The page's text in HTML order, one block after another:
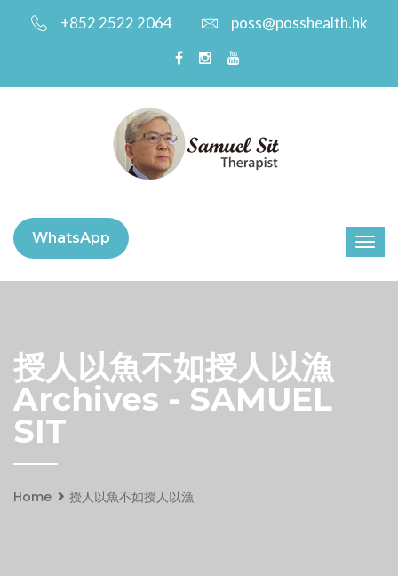
+852 2522 2064 poss@posshealth.hk
WhatsApp
授人以魚不如授人以漁
Archives - SAMUEL
SIT
Home 授人以魚不如授人以漁